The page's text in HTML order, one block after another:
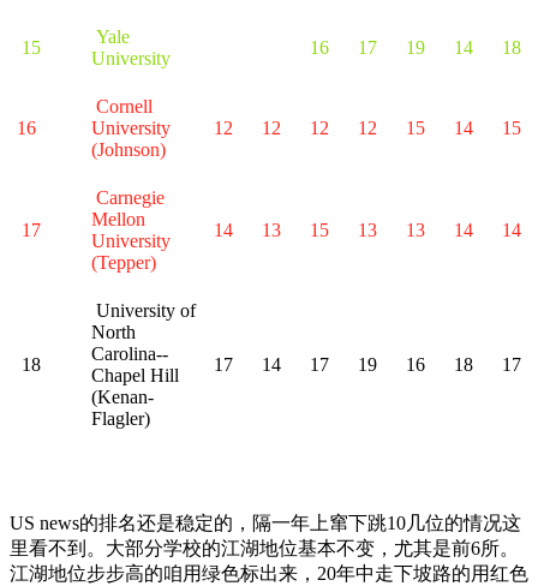
15
Yale
University
16 17 19 14 18
16
Cornell
University
(Johnson)
12 12 12 12 15 14 15
17
Carnegie
Mellon
University
(Tepper)
14 13 15 13 13 14 14
18
University of
North
Carolina--
Chapel Hill
(Kenan-
Flagler)
17 14 17 19 16 18 17
US news的排名还是稳定的，隔一年上窜下跳10几位的情况这
里看不到。大部分学校的江湖地位基本不变，尤其是前6所。
江湖地位步步高的咱用绿色标出来，20年中走下坡路的用红色